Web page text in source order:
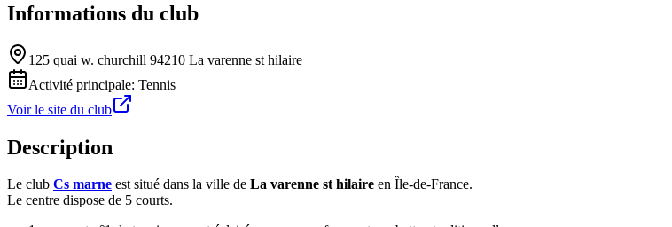
Informations du club
125 quai w. churchill 94210 La varenne st hilaire
Activité principale: Tennis
Voir le site du club
Description
Le club Cs marne est situé dans la ville de La varenne st hilaire en Île-de-France.
Le centre dispose de 5 courts.